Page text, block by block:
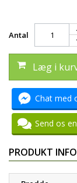
Antal
Læg i
Chat med
Send os
PRODUKT